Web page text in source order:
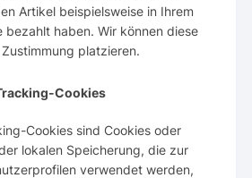
Artikel beispielsweise in Ihrem
bezahlt haben. Wir können diese
platzieren.
Cookies
Cookies sind Cookies oder
lokalen Speicherung, die zur
verwendet werden,